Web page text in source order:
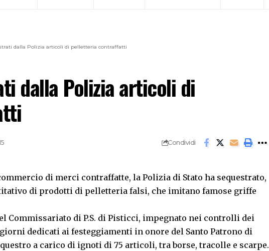
dalla Polizia articoli di pelletteria contraffatti
dalla Polizia articoli di
Condividi
di merci contraffatte, la Polizia di Stato ha sequestrato,
di prodotti di pelletteria falsi, che imitano famose griffe
Commissariato di P.S. di Pisticci, impegnato nei controlli dei
dedicati ai festeggiamenti in onore del Santo Patrono di
a carico di ignoti di 75 articoli, tra borse, tracolle e scarpe.